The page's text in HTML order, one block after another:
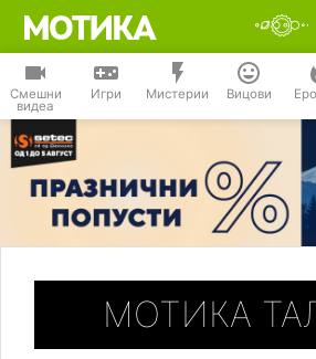
Смешни
видеа
Игри Мистерии Вицови
МОТИКА